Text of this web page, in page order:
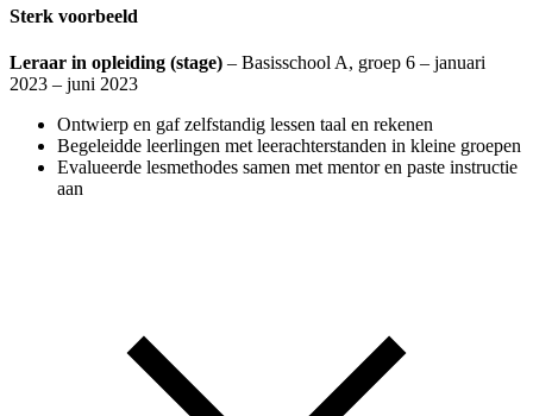
Sterk voorbeeld
Leraar in opleiding (stage) – Basisschool A, groep 6 – januari
2023 – juni 2023
Ontwierp en gaf zelfstandig lessen taal en rekenen
Begeleidde leerlingen met leerachterstanden in kleine groepen
Evalueerde lesmethodes samen met mentor en paste instructie
aan